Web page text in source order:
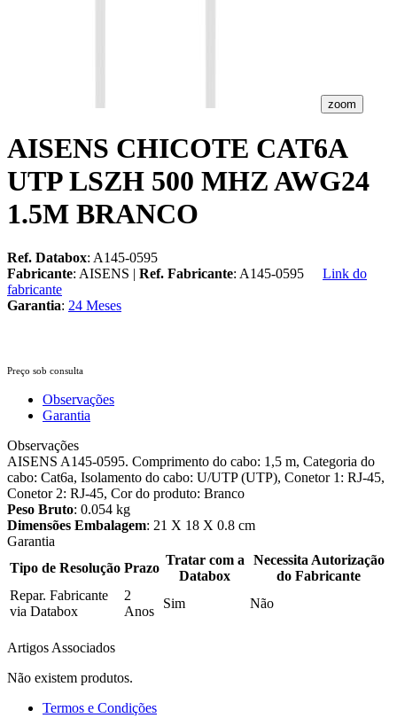
zoom
AISENS CHICOTE CAT6A
UTP LSZH 500 MHZ AWG24
1.5M BRANCO
Ref. Databox: A145-0595
Fabricante: AISENS | Ref. Fabricante: A145-0595
Link do
fabricante
Garantia: 24 Meses
Preço sob consulta
Observações
Garantia
Observações
AISENS A145-0595. Comprimento do cabo: 1,5 m, Categoria do
cabo: Cat6a, Isolamento do cabo: U/UTP (UTP), Conetor 1: RJ-45,
Conetor 2: RJ-45, Cor do produto: Branco
Peso Bruto: 0.054 kg
Dimensões Embalagem: 21 X 18 X 0.8 cm
Garantia
Tipo de Resolução Prazo
Tratar com a
Databox
Necessita Autorização
do Fabricante
Repar. Fabricante
via Databox
2
Anos
Sim Não
Artigos Associados
Não existem produtos.
Termos e Condições